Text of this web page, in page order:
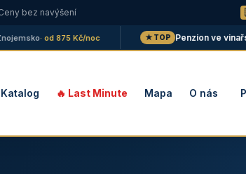
bez navýšení
· od 875 Kč/noc ★ TOP Penzion ve vinařství
Katalog 🔥 Last Minute Mapa O nás